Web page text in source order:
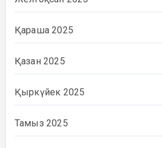
Қараша 2025
Қазан 2025
Қыркүйек 2025
Тамыз 2025